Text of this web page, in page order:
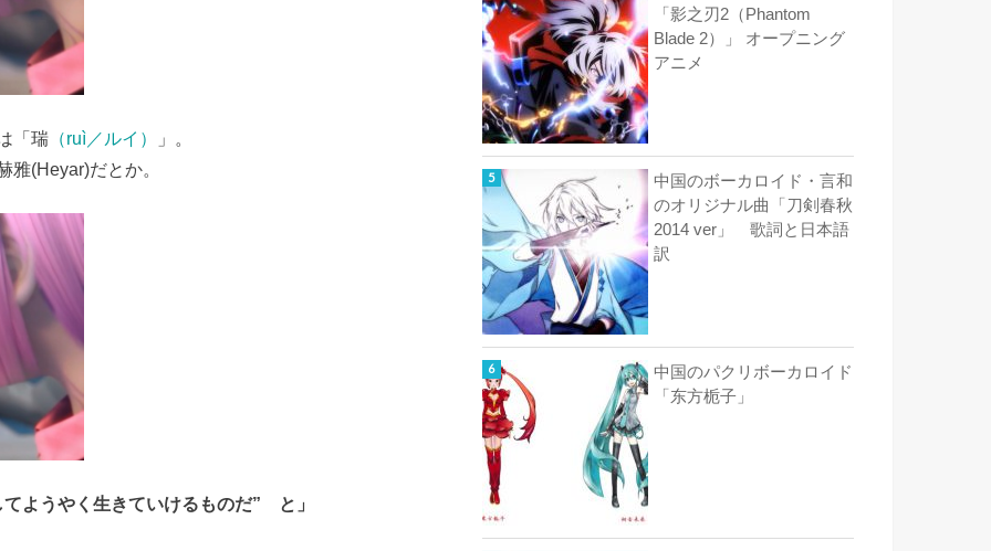
「瑞 （ruì／ルイ）
」。
(Heyar)だとか。
ようやく生きていけるものだ” と」
「影之刃2（Phantom
Blade 2）」 オープニング
アニメ
中国のボーカロイド・言和
のオリジナル曲「刀剣春秋
2014 ver」 歌詞と日本語
訳
中国のパクリボーカロイド
「东方栀子」